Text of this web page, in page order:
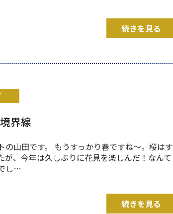
続きを見る
界線
の山田です。 もうすっかり春ですね〜。桜はす
が、今年は久しぶりに花見を楽しんだ！なんて
し…
続きを見る